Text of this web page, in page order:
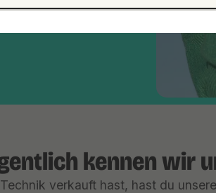
kennen wir
verkauft hast, hast du